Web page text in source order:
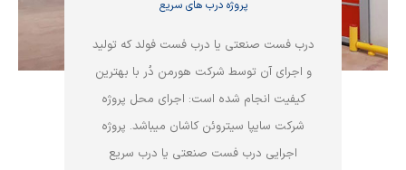
پروژه درب های سریع
درب فست صنعتی یا درب فست فولد که تولید
و اجرای آن توسط شرکت هورمن دُر با بهترین
کیفیت انجام شده است: اجرای محل پروژه
شرکت سایپا سیتروئن کاشان میباشد. پروژه
اجرایی درب فست صنعتی یا درب سریع